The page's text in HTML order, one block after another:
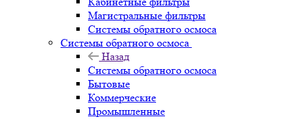
Магистральные фильтры
Системы обратного осмоса
Системы обратного осмоса
Назад
Системы обратного осмоса
Бытовые
Коммерческие
Промышленные